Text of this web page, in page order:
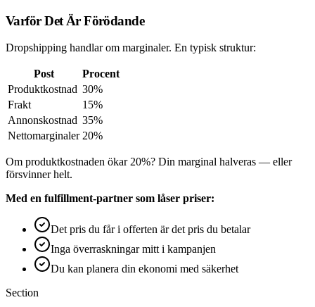
Varför Det Är Förödande
Dropshipping handlar om marginaler. En typisk struktur:
Post
Procent
Produktkostnad 30%
Frakt
15%
Annonskostnad 35%
Nettomarginaler 20%
Om produktkostnaden ökar 20%? Din marginal halveras — eller
försvinner helt.
Med en fulfillment-partner som låser priser:
Det pris du får i offerten är det pris du betalar
Inga överraskningar mitt i kampanjen
Du kan planera din ekonomi med säkerhet
Section